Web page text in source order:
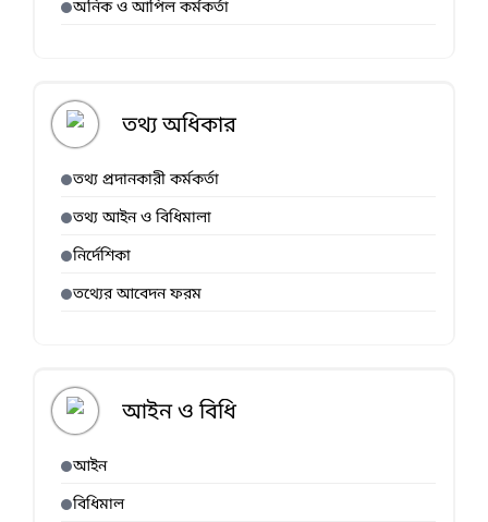
অনিক ও আপিল কর্মকর্তা
তথ্য অধিকার
তথ্য প্রদানকারী কর্মকর্তা
তথ্য আইন ও বিধিমালা
নির্দেশিকা
তথ্যের আবেদন ফরম
আইন ও বিধি
আইন
বিধিমাল